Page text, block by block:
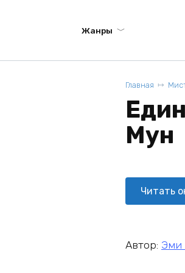
Жанры
Главная
Мун
Читать
Автор: Эми